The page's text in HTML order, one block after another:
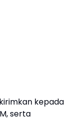
kepada
serta